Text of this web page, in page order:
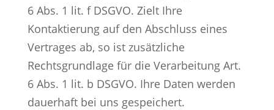
6 Abs. 1 lit. f DSGVO. Zielt Ihre
Kontaktierung auf den Abschluss eines
Vertrages ab, so ist zusätzliche
Rechtsgrundlage für die Verarbeitung Art.
6 Abs. 1 lit. b DSGVO. Ihre Daten werden
dauerhaft bei uns gespeichert.